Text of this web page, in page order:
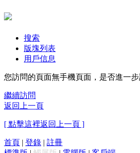
搜索
版塊列表
用戶信息
您訪問的頁面無手機頁面，是否進一步
繼續訪問
返回上一頁
[ 點擊這裡返回上一頁 ]
首頁 | 登錄 | 註冊